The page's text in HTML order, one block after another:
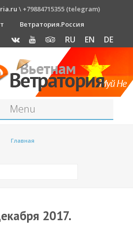
\ +79884715355 (telegram)
Ветратория.Россия
RU EN DE
Menu
Russian Cup
Главная
2017.